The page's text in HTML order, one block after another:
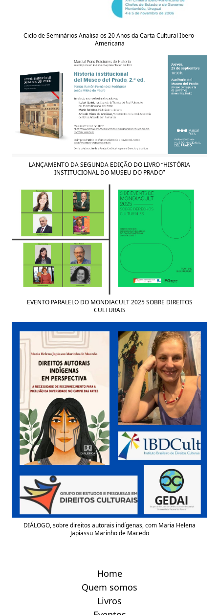
Ciclo de Seminários Analisa os 20 Anos da Carta Cultural Ibero-
Americana
LANÇAMENTO DA SEGUNDA EDIÇÃO DO LIVRO “HISTÓRIA
INSTITUCIONAL DO MUSEU DO PRADO”
EVENTO PARALELO DO MONDIACULT 2025 SOBRE DIREITOS
CULTURAIS
DIÁLOGO, sobre direitos autorais indígenas, com Maria Helena
Japiassu Marinho de Macedo
Home
Quem somos
Livros